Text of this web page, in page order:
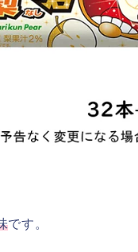
です。